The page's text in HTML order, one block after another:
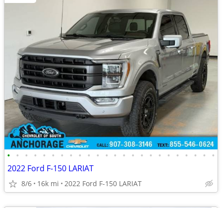
• • • • • • • • • • • • • • • • • • • • • • • •
2022 Ford F-150 LARIAT
8/6 16k mi 2022 Ford F-150 LARIAT